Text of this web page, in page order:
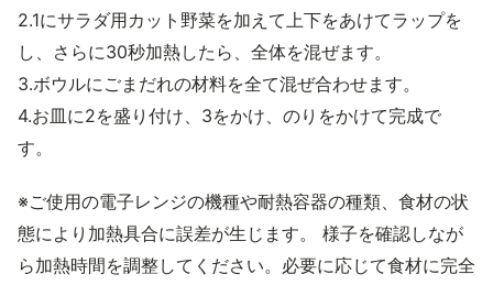
2.1にサラダ用カット野菜を加えて上下をあけてラップを
し、さらに30秒加熱したら、全体を混ぜます。
3.ボウルにごまだれの材料を全て混ぜ合わせます。
4.お皿に2を盛り付け、3をかけ、のりをかけて完成で
す。
※ご使用の電子レンジの機種や耐熱容器の種類、食材の状
態により加熱具合に誤差が生じます。 様子を確認しなが
ら加熱時間を調整してください。必要に応じて食材に完全